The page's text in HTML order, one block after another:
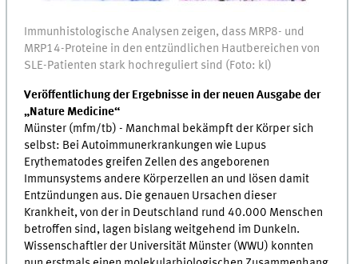
Immunhistologische Analysen zeigen, dass MRP8- und
MRP14-Proteine in den entzündlichen Hautbereichen von
SLE-Patienten stark hochreguliert sind (Foto: kl)
Veröffentlichung der Ergebnisse in der neuen Ausgabe der
„Nature Medicine“
Münster (mfm/tb) - Manchmal bekämpft der Körper sich
selbst: Bei Autoimmunerkrankungen wie Lupus
Erythematodes greifen Zellen des angeborenen
Immunsystems andere Körperzellen an und lösen damit
Entzündungen aus. Die genauen Ursachen dieser
Krankheit, von der in Deutschland rund 40.000 Menschen
betroffen sind, lagen bislang weitgehend im Dunkeln.
Wissenschaftler der Universität Münster (WWU) konnten